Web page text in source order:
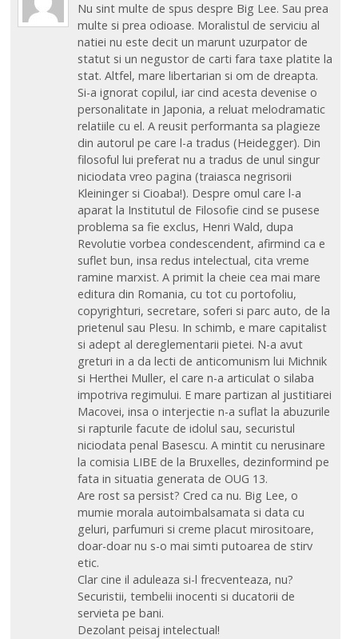
Nu sint multe de spus despre Big Lee. Sau prea
multe si prea odioase. Moralistul de serviciu al
natiei nu este decit un marunt uzurpator de
statut si un negustor de carti fara taxe platite la
stat. Altfel, mare libertarian si om de dreapta.
Si-a ignorat copilul, iar cind acesta devenise o
personalitate in Japonia, a reluat melodramatic
relatiile cu el. A reusit performanta sa plagieze
din autorul pe care l-a tradus (Heidegger). Din
filosoful lui preferat nu a tradus de unul singur
niciodata vreo pagina (traiasca negrisorii
Kleininger si Cioaba!). Despre omul care l-a
aparat la Institutul de Filosofie cind se pusese
problema sa fie exclus, Henri Wald, dupa
Revolutie vorbea condescendent, afirmind ca e
suflet bun, insa redus intelectual, cita vreme
ramine marxist. A primit la cheie cea mai mare
editura din Romania, cu tot cu portofoliu,
copyrighturi, secretare, soferi si parc auto, de la
prietenul sau Plesu. In schimb, e mare capitalist
si adept al dereglementarii pietei. N-a avut
greturi in a da lecti de anticomunism lui Michnik
si Herthei Muller, el care n-a articulat o silaba
impotriva regimului. E mare partizan al justitiarei
Macovei, insa o interjectie n-a suflat la abuzurile
si rapturile facute de idolul sau, securistul
niciodata penal Basescu. A mintit cu nerusinare
la comisia LIBE de la Bruxelles, dezinformind pe
fata in situatia generata de OUG 13.
Are rost sa persist? Cred ca nu. Big Lee, o
mumie morala autoimbalsamata si data cu
geluri, parfumuri si creme placut mirositoare,
doar-doar nu s-o mai simti putoarea de stirv
etic.
Clar cine il aduleaza si-l frecventeaza, nu?
Securistii, tembelii inocenti si ducatorii de
servieta pe bani.
Dezolant peisaj intelectual!